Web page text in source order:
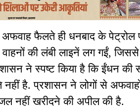
फैलते ही धनबाद के पेट्रोल
की लंबी लाइनें लग गईं, जिससे
ने स्पष्ट किया है कि ईंधन की
है. प्रशासन ने लोगों से
नहीं खरीदने की अपील की है.